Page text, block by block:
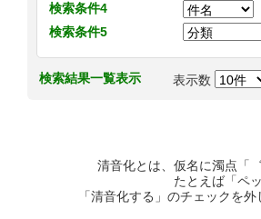
検索条件4
検索条件5
検索結果一覧表示 表示数
清音化とは、仮名に濁点「
たとえば「ペ
「清音化する」のチェックを